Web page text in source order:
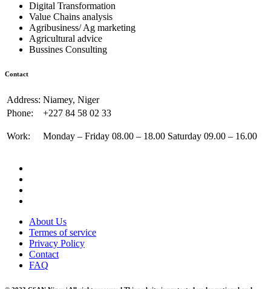
Digital Transformation
Value Chains analysis
Agribusiness/ Ag marketing
Agricultural advice
Bussines Consulting
Contact
Address: Niamey, Niger
Phone:
+227 84 58 02 33
Work: Monday – Friday 08.00 – 18.00 Saturday 09.00 – 16.00
About Us
Termes of service
Privacy Policy
Contact
FAQ